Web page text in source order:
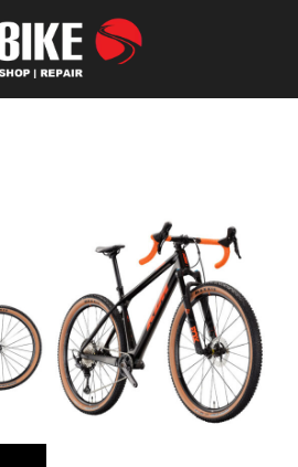
Gravel
Bicicleta KTM X-Myroon
26 (Carbon)